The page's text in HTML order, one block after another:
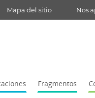
Mapa del sitio Nos
Fragmentos